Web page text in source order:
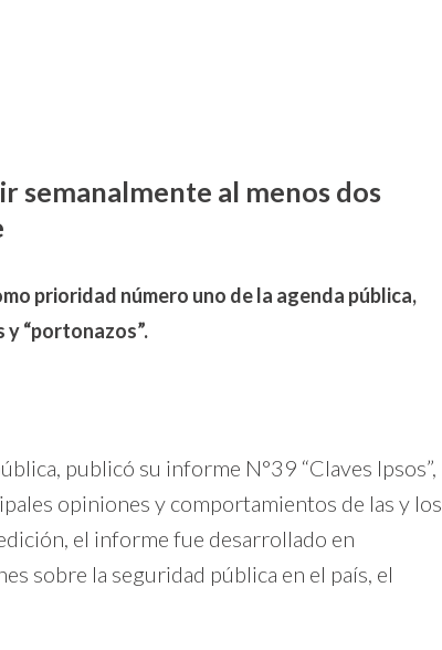
semanalmente al menos dos
prioridad número uno de la agenda pública,
“portonazos”.
publicó su informe N°39 “Claves Ipsos”,
opiniones y comportamientos de las y los
el informe fue desarrollado en
sobre la seguridad pública en el país, el